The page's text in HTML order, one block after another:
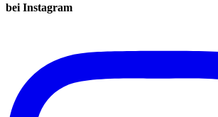
bei Instagram